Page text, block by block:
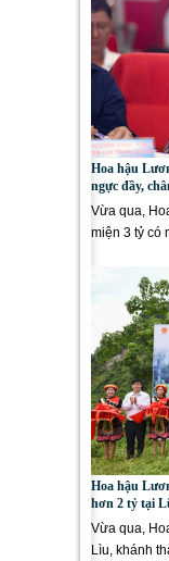
Hoa hậu
ngực đầy,
Vừa qua,
miện 3 tỷ có
Hoa hậu
hơn 2 tỷ tại
Vừa qua,
Lìu, khánh